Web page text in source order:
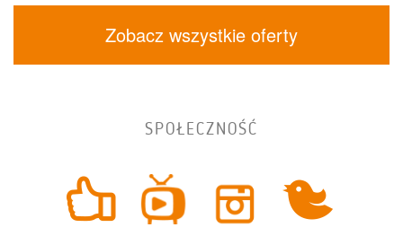
Zobacz wszystkie oferty
SPOŁECZNOŚĆ